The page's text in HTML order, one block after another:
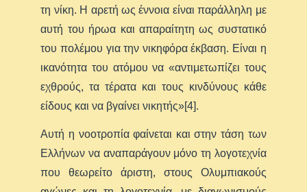
τη νίκη. Η αρετή ως έννοια είναι παράλληλη με
αυτή του ήρωα και απαραίτητη ως συστατικό
του πολέμου για την νικηφόρα έκβαση. Είναι η
ικανότητα του ατόμου να «αντιμετωπίζει τους
εχθρούς, τα τέρατα και τους κινδύνους κάθε
είδους και να βγαίνει νικητής»[4].
Αυτή η νοοτροπία φαίνεται και στην τάση των
Ελλήνων να αναπαράγουν μόνο τη λογοτεχνία
που θεωρείτο άριστη, στους Ολυμπιακούς